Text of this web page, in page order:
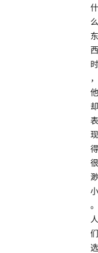
什
么
东
西
时
，
他
却
表
现
得
很
渺
小
。
人
们
选